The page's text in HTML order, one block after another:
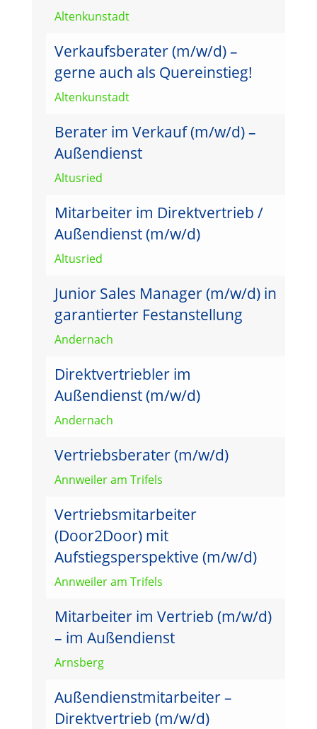
Altenkunstadt
Verkaufsberater (m/w/d) –
gerne auch als Quereinstieg!
Altenkunstadt
Berater im Verkauf (m/w/d) –
Außendienst
Altusried
Mitarbeiter im Direktvertrieb /
Außendienst (m/w/d)
Altusried
Junior Sales Manager (m/w/d) in
garantierter Festanstellung
Andernach
Direktvertriebler im
Außendienst (m/w/d)
Andernach
Vertriebsberater (m/w/d)
Annweiler am Trifels
Vertriebsmitarbeiter
(Door2Door) mit
Aufstiegsperspektive (m/w/d)
Annweiler am Trifels
Mitarbeiter im Vertrieb (m/w/d)
– im Außendienst
Arnsberg
Außendienstmitarbeiter –
Direktvertrieb (m/w/d)